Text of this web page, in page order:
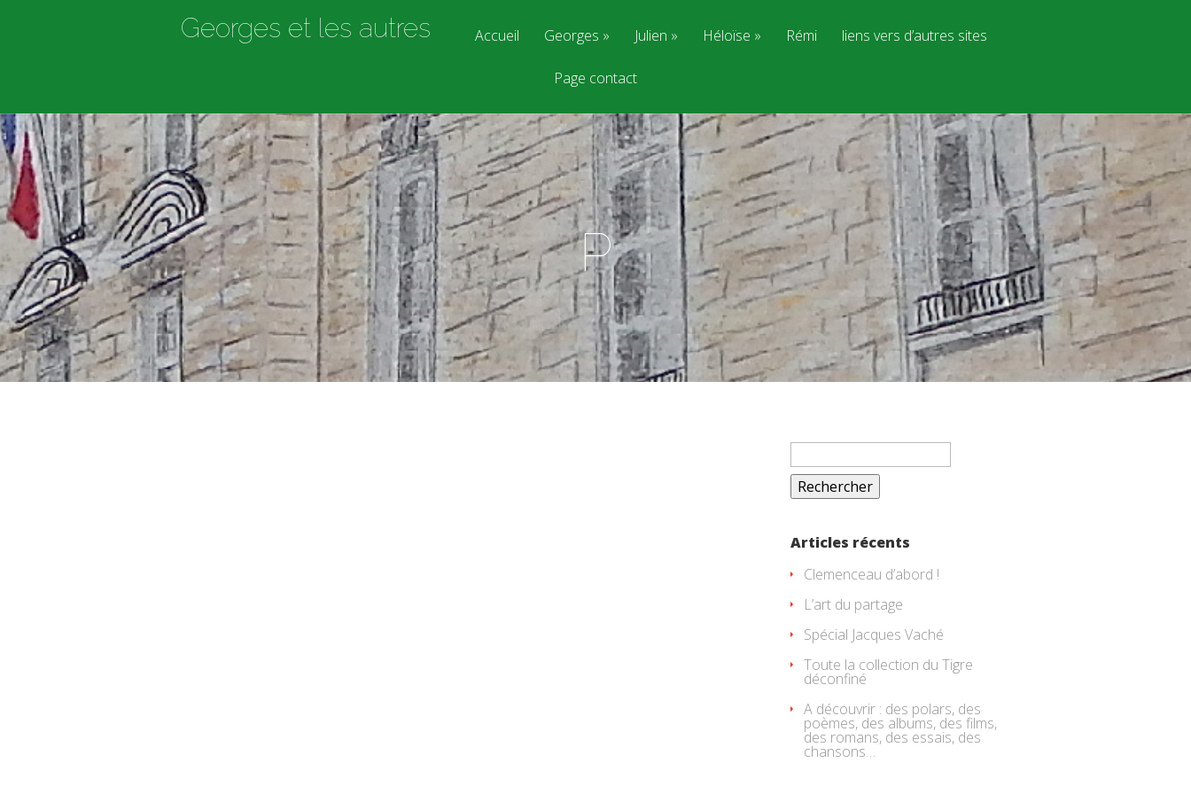
Georges et les autres Accueil Georges Julien Héloïse Rémi liens vers d’autres sites
Page contact
P
Rechercher :
Articles récents
Clemenceau d’abord !
L’art du partage
Spécial Jacques Vaché
Toute la collection du Tigre
déconfiné
A découvrir : des polars, des
poèmes, des albums, des films,
des romans, des essais, des
chansons…